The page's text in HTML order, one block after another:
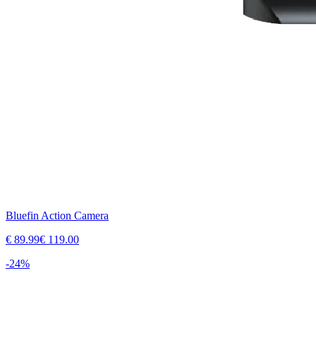
Bluefin Action Camera
€ 89.99€ 119.00
-24%